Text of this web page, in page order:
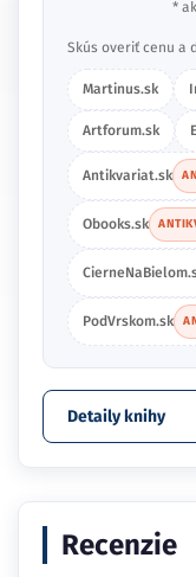
*
Skús overiť cenu a
Martinus.sk
Artforum.sk
Antikvariat.sk
Obooks.sk
PodVrskom.sk
Detaily knihy
Recenzie